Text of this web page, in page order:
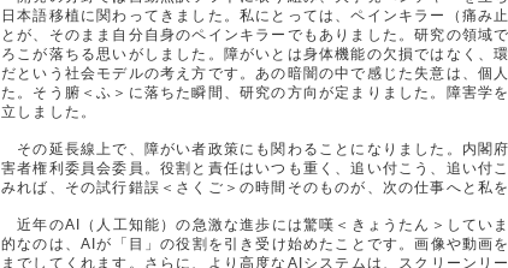
日本語移植に関わってきました。私にとっては、ペインキラー（痛み
とが、そのまま自分自身のペインキラーでもありました。研究の領域
ろこが落ちる思いがしました。障がいとは身体機能の欠損ではなく、
だという社会モデルの考え方です。あの暗闇の中で感じた失意は、個
た。そう腑＜ふ＞に落ちた瞬間、研究の方向が定まりました。障害学
立しました。
その延長線上で、障がい者政策にも関わることになりました。内閣
害者権利委員会委員。役割と責任はいつも重く、追い付こう、追い付
みれば、その試行錯誤＜さくご＞の時間そのものが、次の仕事へと私
近年のAI（人工知能）の急激な進歩には驚嘆＜きょうたん＞してい
的なのは、AIが「目」の役割を引き受け始めたことです。画像や動画
までしてくれます。さらに、より高度なAIシステムは、スクリーンリ